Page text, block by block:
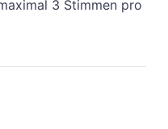
3 Stimmen pro